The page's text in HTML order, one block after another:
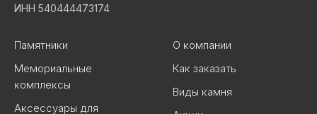
ИНН 540444473174
Памятники
Мемориальные
комплексы
Аксессуары для
О компании
Как заказать
Виды камня